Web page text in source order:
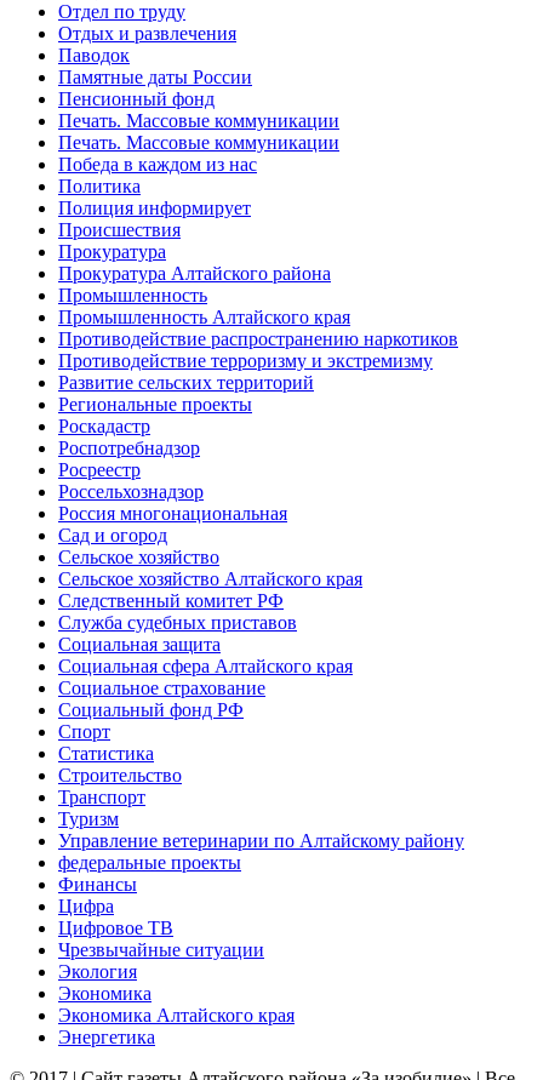
Отдел по труду
Отдых и развлечения
Паводок
Памятные даты России
Пенсионный фонд
Печать. Массовые коммуникации
Печать. Массовые коммуникации
Победа в каждом из нас
Политика
Полиция информирует
Происшествия
Прокуратура
Прокуратура Алтайского района
Промышленность
Промышленность Алтайского края
Противодействие распространению наркотиков
Противодействие терроризму и экстремизму
Развитие сельских территорий
Региональные проекты
Роскадастр
Роспотребнадзор
Росреестр
Россельхознадзор
Россия многонациональная
Сад и огород
Сельское хозяйство
Сельское хозяйство Алтайского края
Следственный комитет РФ
Служба судебных приставов
Социальная защита
Социальная сфера Алтайского края
Социальное страхование
Социальный фонд РФ
Спорт
Статистика
Строительство
Транспорт
Туризм
Управление ветеринарии по Алтайскому району
федеральные проекты
Финансы
Цифра
Цифровое ТВ
Чрезвычайные ситуации
Экология
Экономика
Экономика Алтайского края
Энергетика